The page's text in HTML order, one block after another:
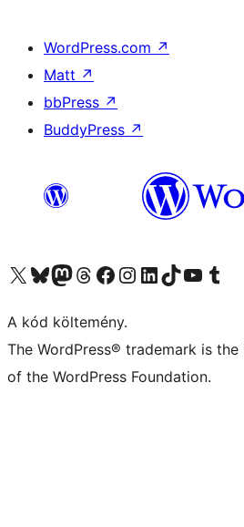
WordPress.com ↗
Matt ↗
bbPress ↗
BuddyPress ↗
Visit our X (formerly Twitter) account
Visit our Bluesky account
Twitter csatornánk
Visit our Threads account
Facebook oldalunk megtekintése
Visit our Instagram account
Visit our LinkedIn account
Visit our TikTok account
Visit our YouTube
Visit our
A kód költemény.
The WordPress® trademark is
of the WordPress Foundation.